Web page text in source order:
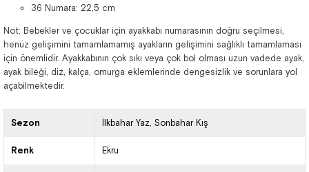
36 Numara: 22,5 cm
Not: Bebekler ve çocuklar için ayakkabı numarasının doğru seçilmesi,
henüz gelişimini tamamlamamış ayakların gelişimini sağlıklı tamamlaması
için önemlidir. Ayakkabının çok sıkı veya çok bol olması uzun vadede ayak,
ayak bileği, diz, kalça, omurga eklemlerinde dengesizlik ve sorunlara yol
açabilmektedir.
Sezon İlkbahar Yaz Sonbahar Kış
Renk Ekru